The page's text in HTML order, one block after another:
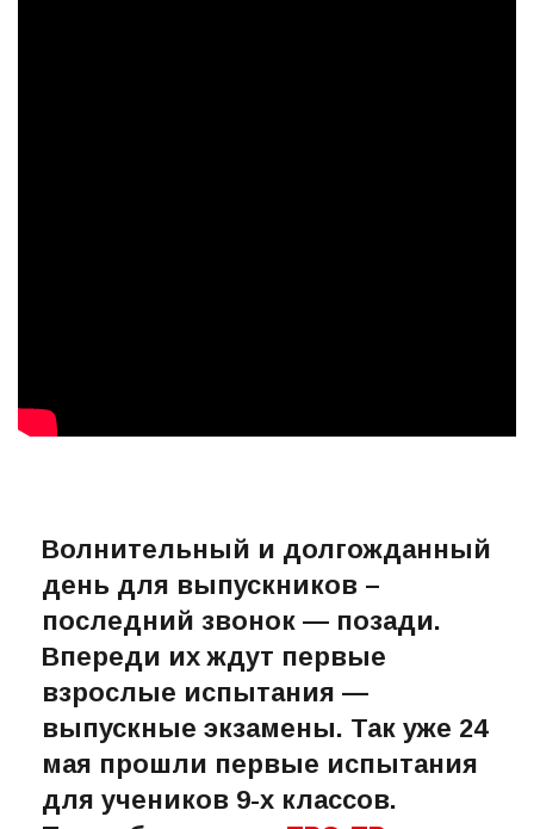
Волнительный и долгожданный
день для выпускников –
последний звонок — позади.
Впереди их ждут первые
взрослые испытания —
выпускные экзамены. Так уже 24
мая прошли первые испытания